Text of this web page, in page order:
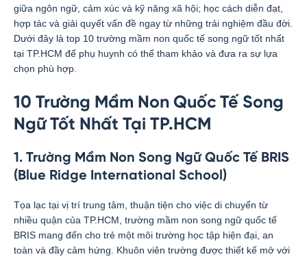
giữa ngôn ngữ, cảm xúc và kỹ năng xã hội; học cách diễn đạt,
hợp tác và giải quyết vấn đề ngay từ những trải nghiệm đầu đời.
Dưới đây là top 10 trường mầm non quốc tế song ngữ tốt nhất
tại TP.HCM để phụ huynh có thể tham khảo và đưa ra sự lựa
chọn phù hợp.
10 Trường Mầm Non Quốc Tế Song
Ngữ Tốt Nhất Tại TP.HCM
1. Trường Mầm Non Song Ngữ Quốc Tế BRIS
(Blue Ridge International School)
Tọa lạc tại vị trí trung tâm, thuận tiện cho việc di chuyển từ
nhiều quận của TP.HCM, trường mầm non song ngữ quốc tế
BRIS mang đến cho trẻ một môi trường học tập hiện đại, an
toàn và đầy cảm hứng. Khuôn viên trường được thiết kế mở với